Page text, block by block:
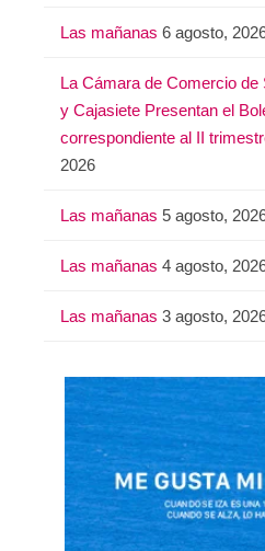
Las mañanas 6 agosto,
La Cámara de Comercio de
y Cajasiete Presentan el
correspondiente al II
2026
Las mañanas 5 agosto,
Las mañanas 4 agosto,
Las mañanas 3 agosto,